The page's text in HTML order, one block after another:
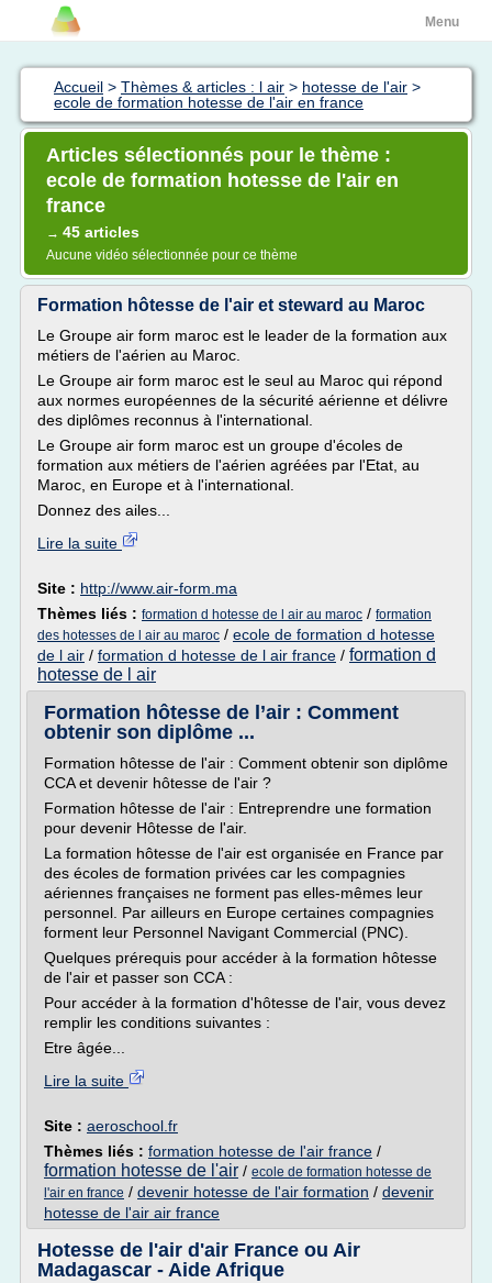
Menu
Accueil > Thèmes & articles : l air > hotesse de l'air >
ecole de formation hotesse de l'air en france
Articles sélectionnés pour le thème :
ecole de formation hotesse de l'air en
france
→ 45 articles
Aucune vidéo sélectionnée pour ce thème
Formation hôtesse de l'air et steward au Maroc
Le Groupe air form maroc est le leader de la formation aux
métiers de l'aérien au Maroc.
Le Groupe air form maroc est le seul au Maroc qui répond
aux normes européennes de la sécurité aérienne et délivre
des diplômes reconnus à l'international.
Le Groupe air form maroc est un groupe d'écoles de
formation aux métiers de l'aérien agréées par l'Etat, au
Maroc, en Europe et à l'international.
Donnez des ailes...
Lire la suite
Site : http://www.air-form.ma
Thèmes liés : formation d hotesse de l air au maroc / formation
des hotesses de l air au maroc / ecole de formation d hotesse
de l air / formation d hotesse de l air france / formation d
hotesse de l air
Formation hôtesse de l’air : Comment
obtenir son diplôme ...
Formation hôtesse de l'air : Comment obtenir son diplôme
CCA et devenir hôtesse de l'air ?
Formation hôtesse de l'air : Entreprendre une formation
pour devenir Hôtesse de l'air.
La formation hôtesse de l'air est organisée en France par
des écoles de formation privées car les compagnies
aériennes françaises ne forment pas elles-mêmes leur
personnel. Par ailleurs en Europe certaines compagnies
forment leur Personnel Navigant Commercial (PNC).
Quelques prérequis pour accéder à la formation hôtesse
de l'air et passer son CCA :
Pour accéder à la formation d'hôtesse de l'air, vous devez
remplir les conditions suivantes :
Etre âgée...
Lire la suite
Site : aeroschool.fr
Thèmes liés : formation hotesse de l'air france /
formation hotesse de l'air / ecole de formation hotesse de
l'air en france / devenir hotesse de l'air formation / devenir
hotesse de l'air air france
Hotesse de l'air d'air France ou Air
Madagascar - Aide Afrique